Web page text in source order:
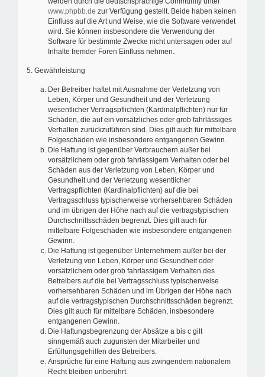
www.phpbb.de zur Verfügung gestellt. Beide haben keinen
Einfluss auf die Art und Weise, wie die Software verwendet
wird. Sie können insbesondere die Verwendung der
Software für bestimmte Zwecke nicht untersagen oder auf
Inhalte fremder Foren Einfluss nehmen.
5. Gewährleistung
Der Betreiber haftet mit Ausnahme der Verletzung von
Leben, Körper und Gesundheit und der Verletzung
wesentlicher Vertragspflichten (Kardinalpflichten) nur für
Schäden, die auf ein vorsätzliches oder grob fahrlässiges
Verhalten zurückzuführen sind. Dies gilt auch für mittelbare
Folgeschäden wie insbesondere entgangenen Gewinn.
Die Haftung ist gegenüber Verbrauchern außer bei
vorsätzlichem oder grob fahrlässigem Verhalten oder bei
Schäden aus der Verletzung von Leben, Körper und
Gesundheit und der Verletzung wesentlicher
Vertragspflichten (Kardinalpflichten) auf die bei
Vertragsschluss typischerweise vorhersehbaren Schäden
und im übrigen der Höhe nach auf die vertragstypischen
Durchschnittsschäden begrenzt. Dies gilt auch für
mittelbare Folgeschäden wie insbesondere entgangenen
Gewinn.
Die Haftung ist gegenüber Unternehmern außer bei der
Verletzung von Leben, Körper und Gesundheit oder
vorsätzlichem oder grob fahrlässigem Verhalten des
Betreibers auf die bei Vertragsschluss typischerweise
vorhersehbaren Schäden und im Übrigen der Höhe nach
auf die vertragstypischen Durchschnittsschäden begrenzt.
Dies gilt auch für mittelbare Schäden, insbesondere
entgangenen Gewinn.
Die Haftungsbegrenzung der Absätze a bis c gilt
sinngemäß auch zugunsten der Mitarbeiter und
Erfüllungsgehilfen des Betreibers.
Ansprüche für eine Haftung aus zwingendem nationalem
Recht bleiben unberührt.